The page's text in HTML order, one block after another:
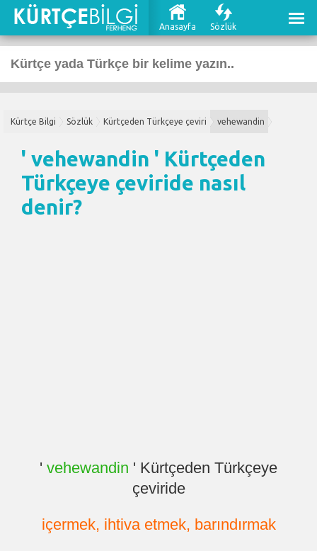
Anasayfa Sözlük
Kürtçe Bilgi Sözlük Kürtçeden Türkçeye çeviri vehewandin
' vehewandin ' Kürtçeden
Türkçeye çeviride nasıl
denir?
' vehewandin ' Kürtçeden Türkçeye
çeviride
içermek, ihtiva etmek, barındırmak